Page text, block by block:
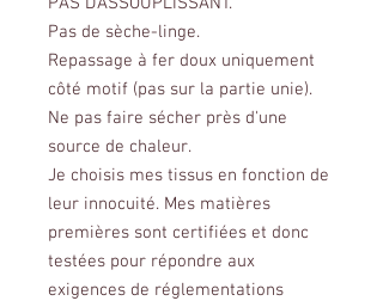
Pas de sèche-linge.
Repassage à fer doux uniquement
côté motif (pas sur la partie unie).
Ne pas faire sécher près d'une
source de chaleur.
Je choisis mes tissus en fonction de
leur innocuité. Mes matières
premières sont certifiées et donc
testées pour répondre aux
exigences de réglementations